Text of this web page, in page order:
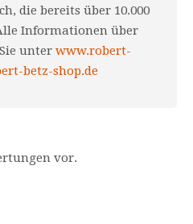
die bereits über 10.000
Informationen über
unter www.robert-
betz-shop.de
vor.